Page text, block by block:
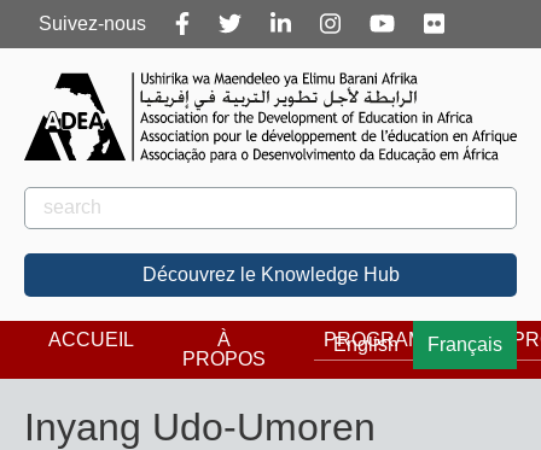
Follow
us
Suivez-nous
Rechercher
Rechercher
Découvrez le Knowledge Hub
English Français
ACCUEIL
À
PROPOS
PROGRAMMES
Inyang Udo-Umoren